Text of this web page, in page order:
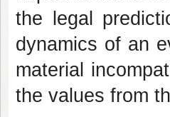
the legal
dynamics of an
material
the values from